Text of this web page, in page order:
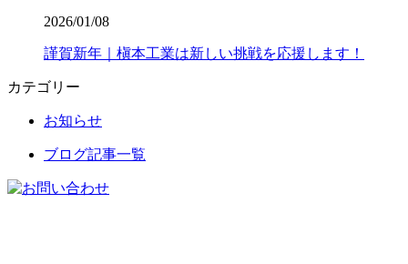
2026/01/08
謹賀新年｜槇本工業は新しい挑戦を応援します！
カテゴリー
お知らせ
ブログ記事一覧